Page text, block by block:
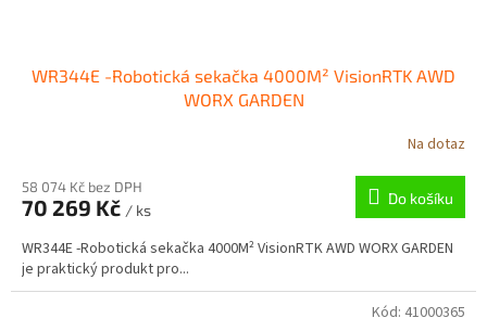
WR344E -Robotická sekačka 4000M² VisionRTK AWD
WORX GARDEN
Na dotaz
58 074 Kč bez DPH
70 269 Kč / ks
Do košíku
WR344E -Robotická sekačka 4000M² VisionRTK AWD WORX GARDEN
je praktický produkt pro...
Kód: 41000365